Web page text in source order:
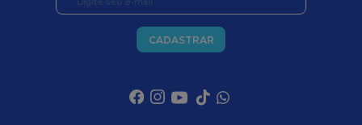
CADASTRAR